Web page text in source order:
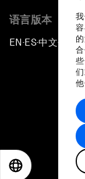
他
语言版本
EN ▪ ES▪中文▪ 日本